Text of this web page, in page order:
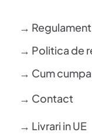
→
→ Politica de
→ Cum
→ Contact
→ Livrari in UE